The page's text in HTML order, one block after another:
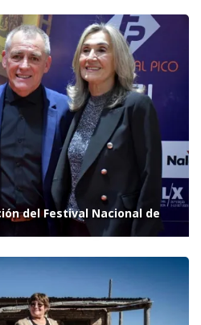
del Festival Nacional de